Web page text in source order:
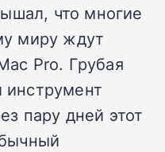
что многие
миру ждут
Pro. Грубая
пару дней этот